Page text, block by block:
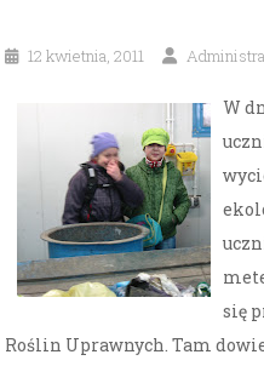
12 kwietnia, 2011
W
się
Roślin Uprawnych. Tam